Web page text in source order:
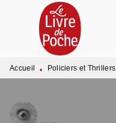
MENU
PIED DE PAGE
Accueil • Policiers et Thrillers